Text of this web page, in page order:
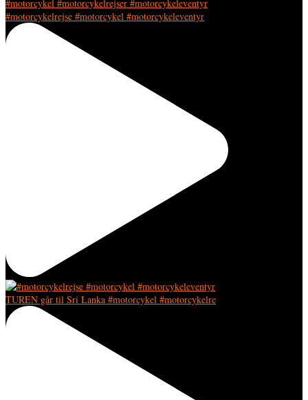
#motorcykelrejse #motorcykel #motorcykeleventyr
TUREN går til Sri Lanka #motorcykel #motorcykelre